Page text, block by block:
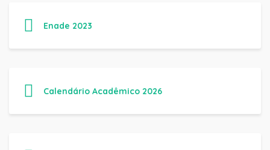
Enade 2023
Calendário Acadêmico 2026